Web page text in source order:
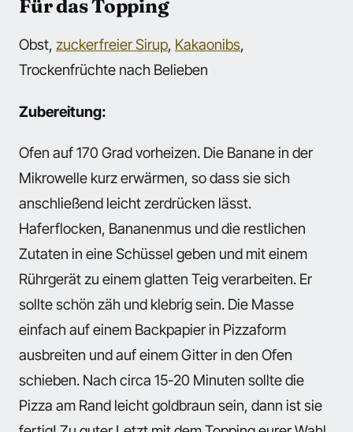
Für das Topping
Obst, zuckerfreier Sirup, Kakaonibs,
Trockenfrüchte nach Belieben
Zubereitung:
Ofen auf 170 Grad vorheizen. Die Banane in der
Mikrowelle kurz erwärmen, so dass sie sich
anschließend leicht zerdrücken lässt.
Haferflocken, Bananenmus und die restlichen
Zutaten in eine Schüssel geben und mit einem
Rührgerät zu einem glatten Teig verarbeiten. Er
sollte schön zäh und klebrig sein. Die Masse
einfach auf einem Backpapier in Pizzaform
ausbreiten und auf einem Gitter in den Ofen
schieben. Nach circa 15-20 Minuten sollte die
Pizza am Rand leicht goldbraun sein, dann ist sie